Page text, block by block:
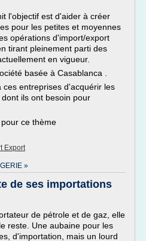
l'objectif est d'aider à créer
pour les petites et moyennes
opérations d'import/export
tirant pleinement parti des
en vigueur.
basée à Casablanca .
ces entreprises d'acquérir les
ils ont besoin pour
ce thème
Export
»
de ses importations
de pétrole et de gaz, elle
reste. Une aubaine pour les
d'importation, mais un lourd